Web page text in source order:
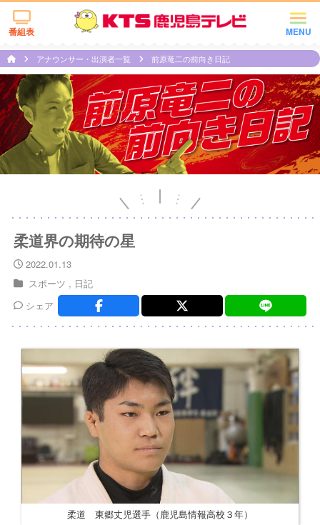
MENU
番組表
アナウンサー・出演者一覧 前原竜二の前向き日記
柔道界の期待の星
2022.01.13
スポーツ
日記
シェア
柔道 東郷丈児選手（鹿児島情報高校３年）